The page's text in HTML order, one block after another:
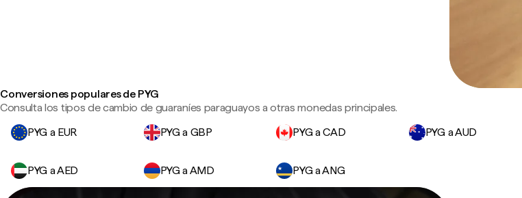
Conversiones populares de PYG
Consulta los tipos de cambio de guaraníes paraguayos a otras monedas principales.
PYG a EUR
PYG a GBP PYG a CAD PYG a AUD
PYG a AED PYG a AMD PYG a ANG